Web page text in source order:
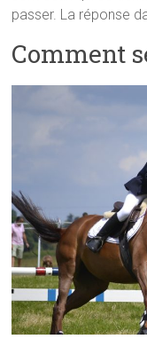
passer. La réponse
Comment